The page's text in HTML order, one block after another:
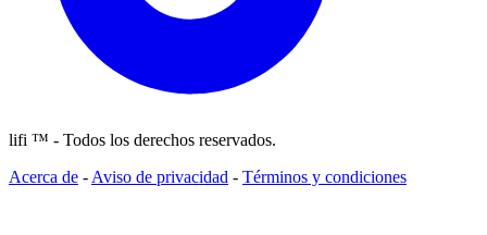
lifi ™ - Todos los derechos reservados.
Acerca de - Aviso de privacidad - Términos y condiciones